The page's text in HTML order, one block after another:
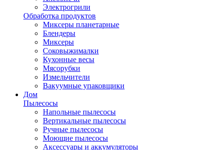
Электрогрили
Обработка продуктов
Миксеры планетарные
Блендеры
Миксеры
Соковыжималки
Кухонные весы
Мясорубки
Измельчители
Вакуумные упаковщики
Дом
Пылесосы
Напольные пылесосы
Вертикальные пылесосы
Ручные пылесосы
Моющие пылесосы
Аксессуары и аккумуляторы